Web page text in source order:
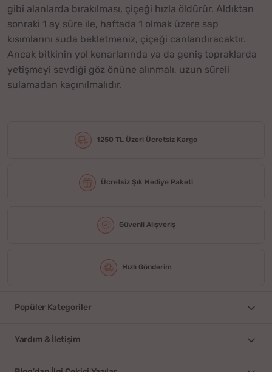
gibi alanlarda bırakılması, çiçeği hızla öldürür. Aldıktan
sonraki 1 ay süre ile, haftada 1 olmak üzere sap
kısımlarını suda bekletmeniz, çiçeği canlandıracaktır.
Ancak bitkinin yol kenarlarında ya da geniş topraklarda
yetişmeyi sevdiği göz önüne alınmalı, uzun süreli
sulamadan kaçınılmalıdır.
1250 TL Üzeri Ücretsiz Kargo
Ücretsiz Şık Hediye Paketi
Güvenli Alışveriş
Hızlı Gönderim
Popüler Kategoriler
Yardım & İletişim